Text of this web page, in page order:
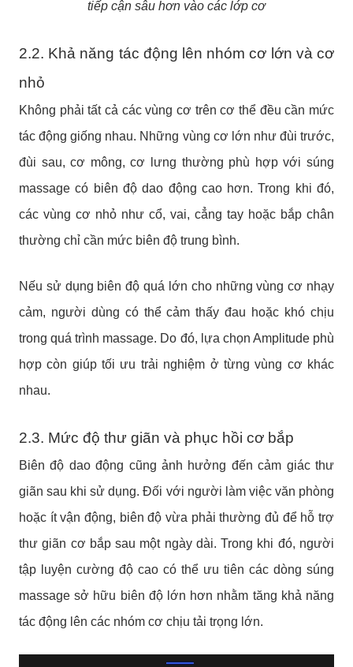
tiếp cận sâu hơn vào các lớp cơ
2.2. Khả năng tác động lên nhóm cơ lớn và cơ
nhỏ
Không phải tất cả các vùng cơ trên cơ thể đều cần mức
tác động giống nhau. Những vùng cơ lớn như đùi trước,
đùi sau, cơ mông, cơ lưng thường phù hợp với súng
massage có biên độ dao động cao hơn. Trong khi đó,
các vùng cơ nhỏ như cổ, vai, cẳng tay hoặc bắp chân
thường chỉ cần mức biên độ trung bình.
Nếu sử dụng biên độ quá lớn cho những vùng cơ nhạy
cảm, người dùng có thể cảm thấy đau hoặc khó chịu
trong quá trình massage. Do đó, lựa chọn Amplitude phù
hợp còn giúp tối ưu trải nghiệm ở từng vùng cơ khác
nhau.
2.3. Mức độ thư giãn và phục hồi cơ bắp
Biên độ dao động cũng ảnh hưởng đến cảm giác thư
giãn sau khi sử dụng.Đối với người làm việc văn phòng
hoặc ít vận động, biên độ vừa phải thường đủ để hỗ trợ
thư giãn cơ bắp sau một ngày dài. Trong khi đó, người
tập luyện cường độ cao có thể ưu tiên các dòng súng
massage sở hữu biên độ lớn hơn nhằm tăng khả năng
tác động lên các nhóm cơ chịu tải trọng lớn.